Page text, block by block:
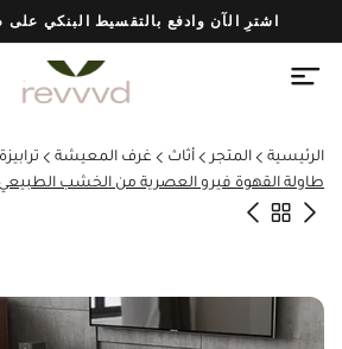
اشترِ الآن وادفع بالتقسيط البنكي على 6 أشهر بدون فوائد
الرئيسية المتجر أثاث غرف المعيشة
طاولة القهوة فيرو العصرية من الخشب